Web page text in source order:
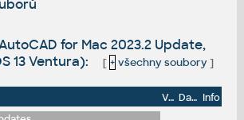
for Mac 2023.2 Update,
13 Ventura):
[ + všechny soubory]
Velikost Datum Info